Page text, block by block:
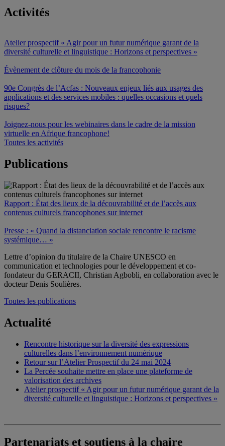
Activités
Atelier prospectif « Agir pour un futur numérique garant de la
diversité culturelle et linguistique : Horizons et perspectives »
Évènement de clôture du mois de la francophonie
90e Congrès de l’Acfas : Nouveaux enjeux liés aux usages des
applications et des services mobiles : quelles occasions et quels
risques?
Joignez-nous pour les webinaires dans le cadre de la mission
virtuelle en Afrique francophone!
Toutes les activités
Publications
Rapport : État des lieux de la découvrabilité et de l’accès aux
contenus culturels francophones sur internet
Presse : « Quand la distanciation sociale rencontre le racisme
systémique… »
Lettre d’opinion du titulaire de la Chaire UNESCO en
communication et technologies pour le développement et co-
fondateur du GERACII, Christian Agbobli, en collaboration avec le
docteur Denis Soulières.
Toutes les publications
Actualité
Rencontre historique sur la diversité des expressions
culturelles dans l’environnement numérique
Retour sur l’Atelier Prospectif du 24 mai 2024
La Percée souhaite mettre en place une plateforme de
valorisation des archives
Atelier prospectif « Agir pour un futur numérique garant de la
diversité culturelle et linguistique : Horizons et perspectives »
Partenariats et soutiens à la chaire